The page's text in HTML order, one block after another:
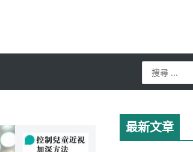
Search
...
最新文章